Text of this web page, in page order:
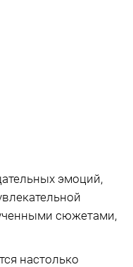
эмоций,
сюжетами,
настолько